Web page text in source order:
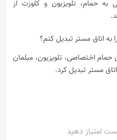
به حمام، تلویزیون و کلوزت از
به اتاق مستر تبدیل کنم؟
حمام اختصاصی، تلویزیون، مبلمان
مستر تبدیل کرد.
امتیاز دهید